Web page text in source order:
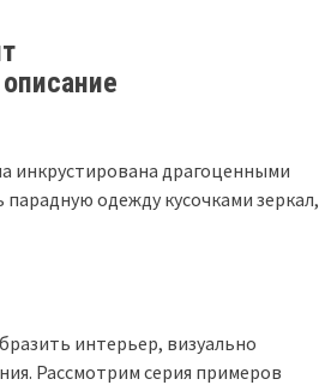
инкрустирована драгоценными
одежду кусочками зеркал,
интерьер, визуально
Рассмотрим серия примеров